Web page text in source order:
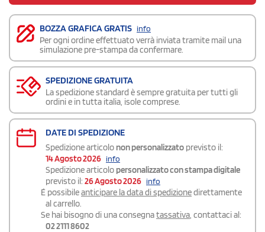
BOZZA GRAFICA GRATIS info
Per ogni ordine effettuato verrà inviata tramite mail una
simulazione pre-stampa da confermare.
SPEDIZIONE GRATUITA
La spedizione standard è sempre gratuita per tutti gli
ordini e in tutta italia, isole comprese.
DATE DI SPEDIZIONE
Spedizione articolo non personalizzato previsto il:
14 Agosto 2026 info
Spedizione articolo personalizzato con stampa digitale
previsto il: 26 Agosto 2026 info
É possibileanticipare la data di spedizionedirettamente
al carrello.
Se hai bisogno di una consegnatassativa, contattaci al:
02 2111 8602